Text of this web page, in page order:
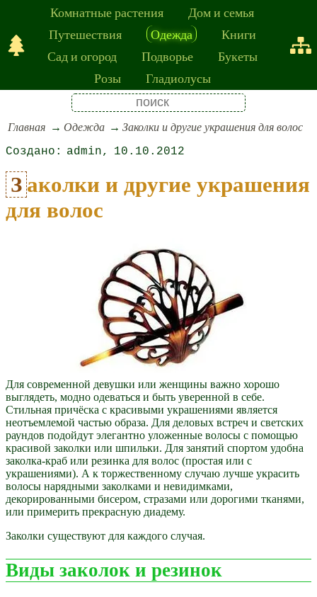
Комнатные растения
Дом и семья
Путешествия
Одежда
Книги
Сад и огород
Подворье
Букеты
Розы
Гладиолусы
Главная Одежда Заколки и другие украшения для волос
admin 10.10.2012
Заколки и другие украшения
для волос
Для современной девушки или женщины важно хорошо
выглядеть, модно одеваться и быть уверенной в себе.
Стильная причёска с красивыми украшениями является
неотъемлемой частью образа. Для деловых встреч и светских
раундов подойдут элегантно уложенные волосы с помощью
красивой заколки или шпильки. Для занятий спортом удобна
заколка-краб или резинка для волос (простая или с
украшениями). А к торжественному случаю лучше украсить
волосы нарядными заколками и невидимками,
декорированными бисером, стразами или дорогими тканями,
или примерить прекрасную диадему.
Заколки существуют для каждого случая.
Виды заколок и резинок